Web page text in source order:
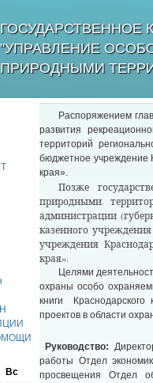
ГОСУДАРСТВЕННОЕ
"УПРАВЛЕНИЕ
ПРИРОДНЫМИ
Распоряжением
развития
территорий
бюджетное учреждение
края».
Позже
природными
администрации
казенного
учреждения
края».
Целями
охраны особо
книги
проектов в области
Руководство:
работы Отдел
просвещения Отдел
Вс